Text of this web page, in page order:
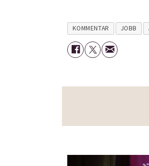
KOMMENTAR JOBB